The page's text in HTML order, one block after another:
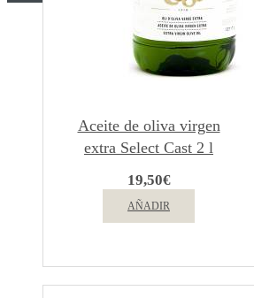
Aceite de oliva virgen
extra Select Cast 2 l
19,50€
AÑADIR